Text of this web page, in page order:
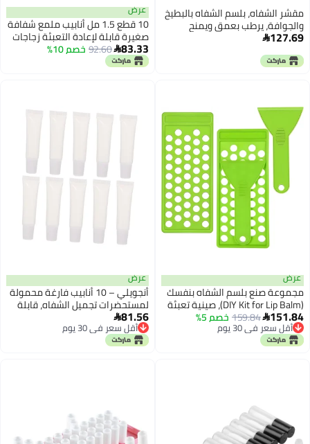
مقشر الشفاه، بلسم الشفاه بالبطيخ
والجوافة، يرطب بعمق ويمنح
الترطيب، يصلح الشفاه الجافة، يزيل
الجلد الميت بلطف، مناسب للشفاه
127.69
عرض
10 قطع 1.5 مل أنابيب ملمع شفافة
صغيرة قابلة لإعادة التعبئة زجاجات
مرطب شفافة فارغة حاويات أحمر
شفافة للنساء والفتيات مكياج
83.33
92.60خصم 10%
عرض
مجموعة صنع بلسم الشفاه بنفسك
(DIY Kit for Lip Balm)، صينية تعبئة
بـ 50 فتحة وملعقة، مصنوعة من
مادة البولي بروبيلين الخضراء،
مدمجة وقابلة لإعادة الاستخدام
151.84
159.84خصم 5%
أقل سعر في 30 يوم
أقل سعر في 30 يوم
عرض
أنجويلي – 10 أنابيب فارغة محمولة
لمستحضرات تجميل الشفاه، قابلة
لإعادة الشحن، مناسبة للاستخدام
أثناء السفر. تتميز بتصميمها الصغير
والمريح الذي يسهل حملها في
الشفاه، أو أي سوائل أخرى - خفيفة
الوزن، سهلة الحمل
81.56
أقل سعر في 30 يوم
أقل سعر في 30 يوم